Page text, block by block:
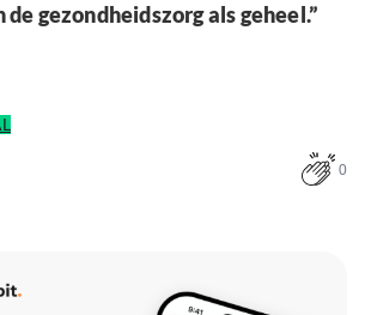
de gezondheidszorg als geheel.”
0